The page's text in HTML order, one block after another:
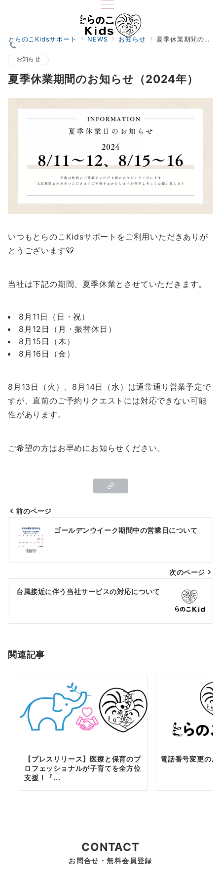
とらのこKidsサポート NEWS お知らせ 夏季休業期間のお知らせ（2024年）
お知らせ
夏季休業期間のお知らせ（2024年）
いつもとらのこKidsサポートをご利用いただきありが
とうございます🐯
当社は下記の期間、夏季休業とさせていただきます。
8月11日（日・祝）
8月12日（月・振替休日）
8月15日（木）
8月16日（金）
8月13日（火）、8月14日（水）は通常通り営業予定で
すが、直前のご予約リクエストには対応できない可能
性があります。
ご希望の方はお早めにお知らせください。
ナ
ビ
ゲ
シ
ン
前のページ
ゴールデンウイーク期間中の営業日について
次のページ
台風接近に伴う当社サービスの対応について
関連記事
【プレスリリース】医療と保育のプ
ロフェッショナルが子育てを全方位
支援！『...
電話番号変更のお
CONTACT
お問合せ・無料会員登録